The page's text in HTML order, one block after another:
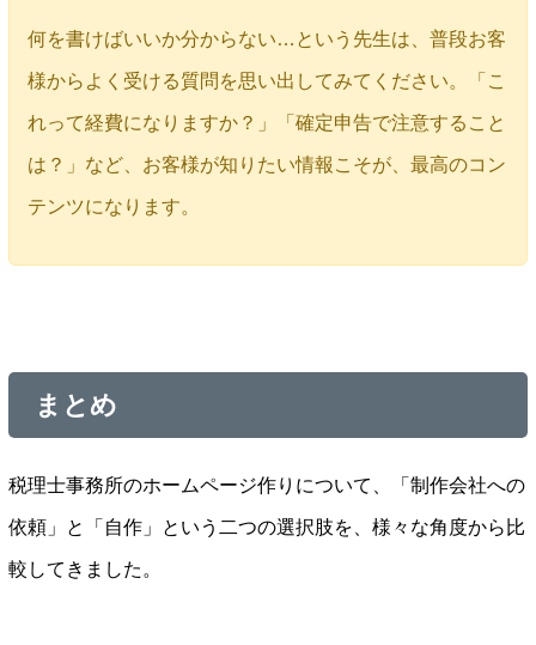
何を書けばいいか分からない…という先生は、普段お客
様からよく受ける質問を思い出してみてください。「こ
れって経費になりますか？」「確定申告で注意すること
は？」など、お客様が知りたい情報こそが、最高のコン
テンツになります。
まとめ
税理士事務所のホームページ作りについて、「制作会社への
依頼」と「自作」という二つの選択肢を、様々な角度から比
較してきました。